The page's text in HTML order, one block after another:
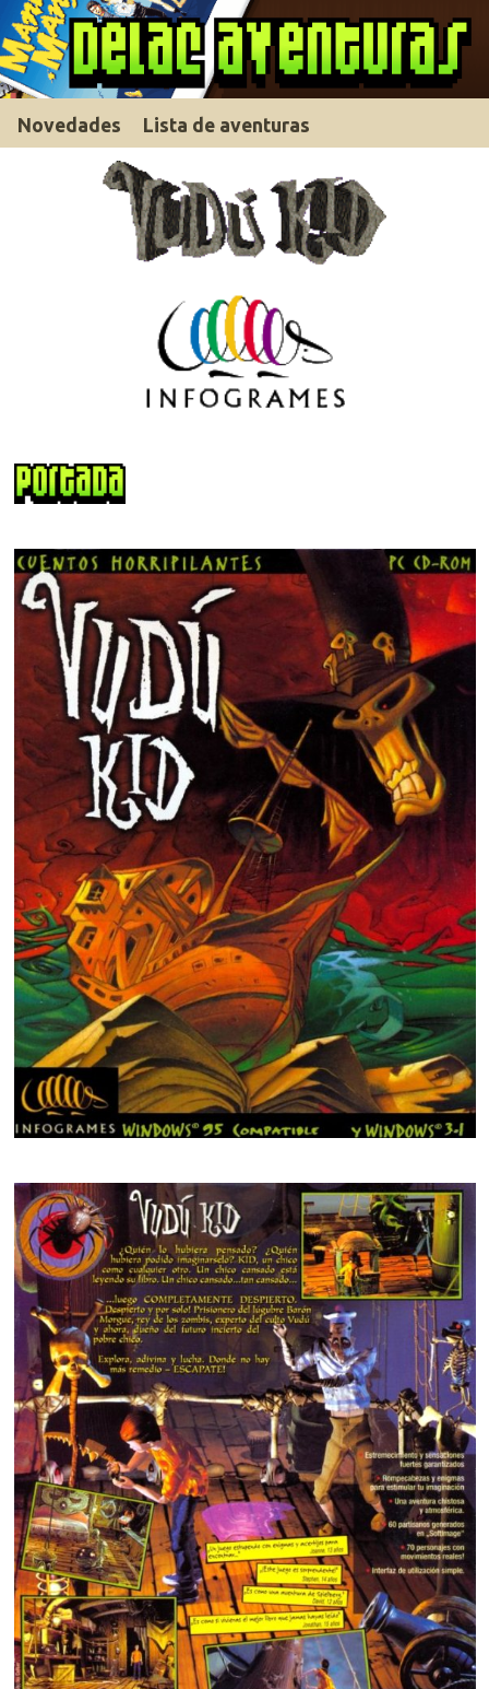
Novedades Lista de aventuras